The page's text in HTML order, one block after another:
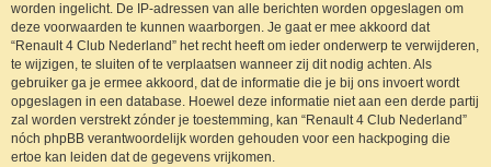
worden ingelicht. De IP-adressen van alle berichten worden opgeslagen om
deze voorwaarden te kunnen waarborgen. Je gaat er mee akkoord dat
“Renault 4 Club Nederland” het recht heeft om ieder onderwerp te verwijderen,
te wijzigen, te sluiten of te verplaatsen wanneer zij dit nodig achten. Als
gebruiker ga je ermee akkoord, dat de informatie die je bij ons invoert wordt
opgeslagen in een database. Hoewel deze informatie niet aan een derde partij
zal worden verstrekt zónder je toestemming, kan “Renault 4 Club Nederland”
nóch phpBB verantwoordelijk worden gehouden voor een hackpoging die
ertoe kan leiden dat de gegevens vrijkomen.